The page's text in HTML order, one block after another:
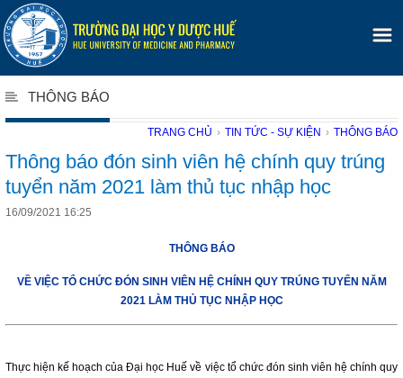
THÔNG BÁO
TRANG CHỦ › TIN TỨC - SỰ KIỆN › THÔNG BÁO
Thông báo đón sinh viên hệ chính quy trúng
tuyển năm 2021 làm thủ tục nhập học
16/09/2021 16:25
THÔNG BÁO
VỀ VIỆC TỔ CHỨC ĐÓN SINH VIÊN HỆ CHÍNH QUY TRÚNG TUYỂN NĂM
2021 LÀM THỦ TỤC NHẬP HỌC
Thực hiện kế hoạch của Đại học Huế về việc tổ chức đón sinh viên hệ chính quy